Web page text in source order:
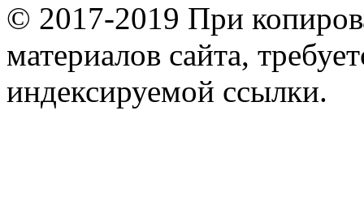
© 2017-2019 При
материалов сайта,
индексируемой ссылки.